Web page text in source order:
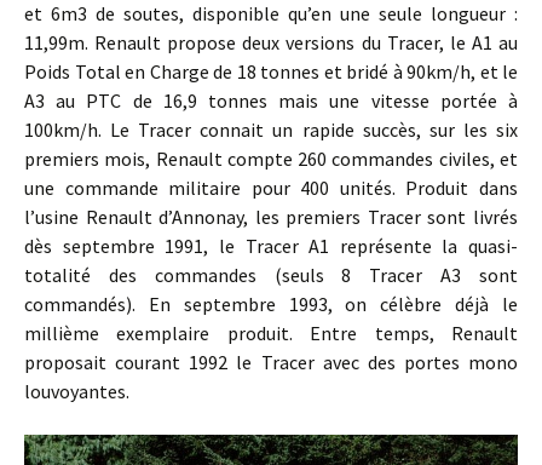
et 6m3 de soutes, disponible qu’en une seule longueur :
11,99m. Renault propose deux versions du Tracer, le A1 au
Poids Total en Charge de 18 tonnes et bridé à 90km/h, et le
A3 au PTC de 16,9 tonnes mais une vitesse portée à
100km/h. Le Tracer connait un rapide succès, sur les six
premiers mois, Renault compte 260 commandes civiles, et
une commande militaire pour 400 unités. Produit dans
l’usine Renault d’Annonay, les premiers Tracer sont livrés
dès septembre 1991, le Tracer A1 représente la quasi-
totalité des commandes (seuls 8 Tracer A3 sont
commandés). En septembre 1993, on célèbre déjà le
millième exemplaire produit. Entre temps, Renault
proposait courant 1992 le Tracer avec des portes mono
louvoyantes.